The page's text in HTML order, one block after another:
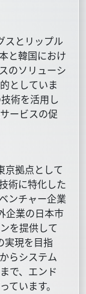
スとリップル
と韓国におけ
のソリューシ
としていま
術を活用し
ービスの促
京拠点として
術に特化した
ンチャー企業
企業の日本市
を提供して
実現を目指
らシステム
で、エンド
ています。